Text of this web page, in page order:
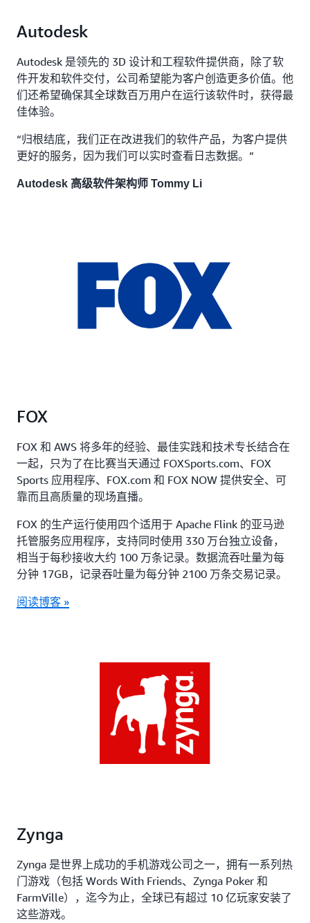
Autodesk
Autodesk 是领先的 3D 设计和工程软件提供商，除了软
件开发和软件交付，公司希望能为客户创造更多价值。他
们还希望确保其全球数百万用户在运行该软件时，获得最
佳体验。
“归根结底，我们正在改进我们的软件产品，为客户提供
更好的服务，因为我们可以实时查看日志数据。“
Autodesk 高级软件架构师 Tommy Li
FOX
FOX 和 AWS 将多年的经验、最佳实践和技术专长结合在
一起，只为了在比赛当天通过 FOXSports.com、FOX
Sports 应用程序、FOX.com 和 FOX NOW 提供安全、可
靠而且高质量的现场直播。
FOX 的生产运行使用四个适用于 Apache Flink 的亚马逊
托管服务应用程序，支持同时使用 330 万台独立设备，
相当于每秒接收大约 100 万条记录。数据流吞吐量为每
分钟 17GB，记录吞吐量为每分钟 2100 万条交易记录。
阅读博客 »
Zynga
Zynga 是世界上成功的手机游戏公司之一，拥有一系列热
门游戏（包括 Words With Friends、Zynga Poker 和
FarmVille），迄今为止，全球已有超过 10 亿玩家安装了
这些游戏。